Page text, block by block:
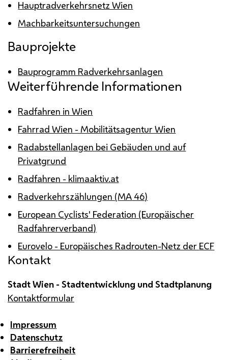
Hauptradverkehrsnetz Wien
Machbarkeitsuntersuchungen
Bauprojekte
Bauprogramm Radverkehrsanlagen
Weiterführende Informationen
Radfahren in Wien
Fahrrad Wien - Mobilitätsagentur Wien
Radabstellanlagen bei Gebäuden und auf
Privatgrund
Radfahren - klimaaktiv.at
Radverkehrszählungen (MA46)
European Cyclists' Federation (Europäischer
Radfahrerverband)
Eurovelo - Europäisches Radrouten-Netz der ECF
Kontakt
Stadt Wien - Stadtentwicklung und Stadtplanung
Kontaktformular
Impressum
Datenschutz
Barrierefreiheit